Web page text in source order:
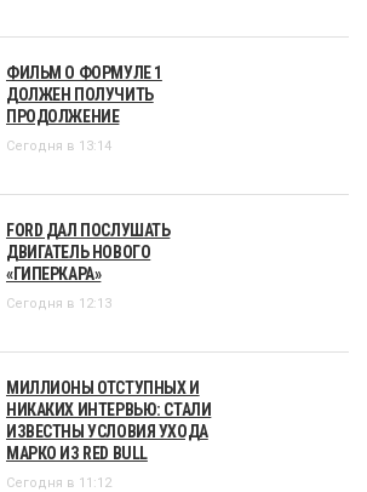
ФИЛЬМ О ФОРМУЛЕ 1
ДОЛЖЕН ПОЛУЧИТЬ
ПРОДОЛЖЕНИЕ
Сегодня в 13:14
FORD ДАЛ ПОСЛУШАТЬ
ДВИГАТЕЛЬ НОВОГО
«ГИПЕРКАРА»
Сегодня в 12:13
МИЛЛИОНЫ ОТСТУПНЫХ И
НИКАКИХ ИНТЕРВЬЮ: СТАЛИ
ИЗВЕСТНЫ УСЛОВИЯ УХОДА
МАРКО ИЗ RED BULL
Сегодня в 11:12